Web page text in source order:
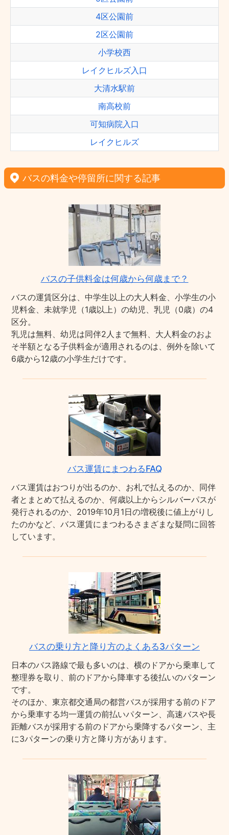
4区公園前
2区公園前
小学校西
レイクヒルズ入口
大清水駅前
南高校前
可知病院入口
レイクヒルズ
バスの料金や停留所に関する記事
バスの子供料金は何歳から何歳まで？
バスの運賃区分は、中学生以上の大人料金、小学生の小
児料金、未就学児（1歳以上）の幼児、乳児（0歳）の4
区分。
乳児は無料、幼児は同伴2人まで無料、大人料金のおよ
そ半額となる子供料金が適用されるのは、例外を除いて
6歳から12歳の小学生だけです。
バス運賃にまつわるFAQ
バス運賃はおつりが出るのか、お札で払えるのか、同伴
者とまとめて払えるのか、何歳以上からシルバーパスが
発行されるのか、2019年10月1日の増税後に値上がりし
たのかなど、バス運賃にまつわるさまざまな疑問に回答
しています。
バスの乗り方と降り方のよくある3パターン
日本のバス路線で最も多いのは、横のドアから乗車して
整理券を取り、前のドアから降車する後払いのパターン
です。
そのほか、東京都交通局の都営バスが採用する前のドア
から乗車する均一運賃の前払いパターン、高速バスや長
距離バスが採用する前のドアから乗降するパターン、主
に3パターンの乗り方と降り方があります。